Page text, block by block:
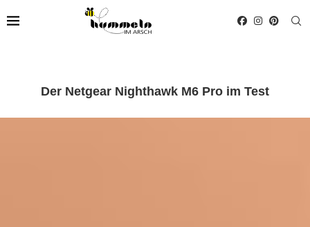
Der Netgear Nighthawk M6 Pro im Test